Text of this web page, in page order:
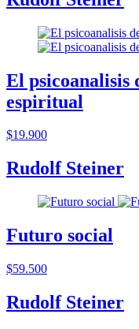
El psicoanalisis
espiritual
$19.900
Rudolf Steiner
Futuro social
$59.500
Rudolf Steiner